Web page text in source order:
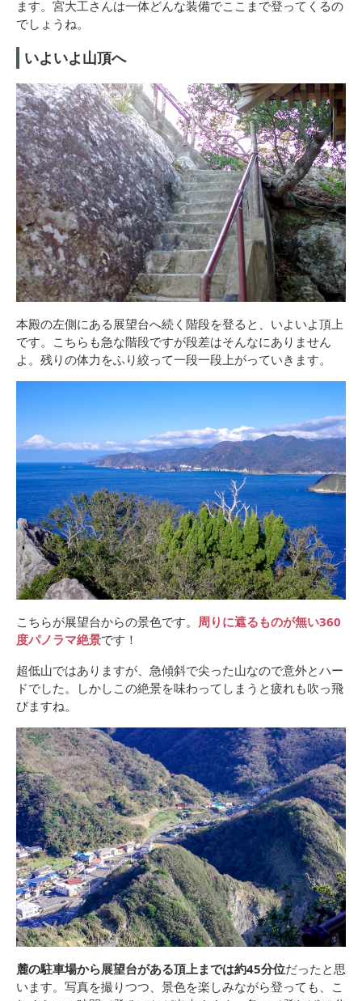
ます。宮大工さんは一体どんな装備でここまで登ってくるの
でしょうね。
いよいよ山頂へ
本殿の左側にある展望台へ続く階段を登ると、いよいよ頂上
です。こちらも急な階段ですが段差はそんなにありません
よ。残りの体力をふり絞って一段一段上がっていきます。
こちらが展望台からの景色です。 周りに遮るものが無い360
度パノラマ絶景です！
超低山ではありますが、急傾斜で尖った山なので意外とハー
ドでした。しかしこの絶景を味わってしまうと疲れも吹っ飛
びますね。
麓の駐車場から展望台がある頂上までは約45分位だったと思
います。写真を撮りつつ、景色を楽しみながら登っても、こ